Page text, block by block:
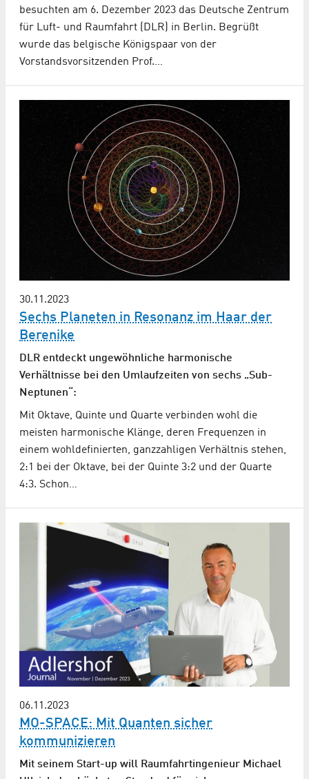
besuchten am 6. Dezember 2023 das Deutsche Zentrum
für Luft- und Raumfahrt (DLR) in Berlin. Begrüßt
wurde das belgische Königspaar von der
Vorstandsvorsitzenden Prof.…
30.11.2023
Sechs Planeten in Resonanz im Haar der
Berenike
DLR entdeckt ungewöhnliche harmonische
Verhältnisse bei den Umlaufzeiten von sechs „Sub-
Neptunen“:
Mit Oktave, Quinte und Quarte verbinden wohl die
meisten harmonische Klänge, deren Frequenzen in
einem wohldefinierten, ganzzahligen Verhältnis stehen,
2:1 bei der Oktave, bei der Quinte 3:2 und der Quarte
4:3. Schon…
06.11.2023
MO-SPACE: Mit Quanten sicher
kommunizieren
Mit seinem Start-up will Raumfahrtingenieur Michael